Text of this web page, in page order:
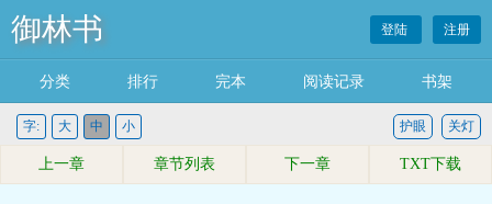
御林书 登陆 注册
分类 排行 完本 阅读记录 书架
字: 大 中 小 关灯
护眼
上一章 章节列表 下一章 TXT下载